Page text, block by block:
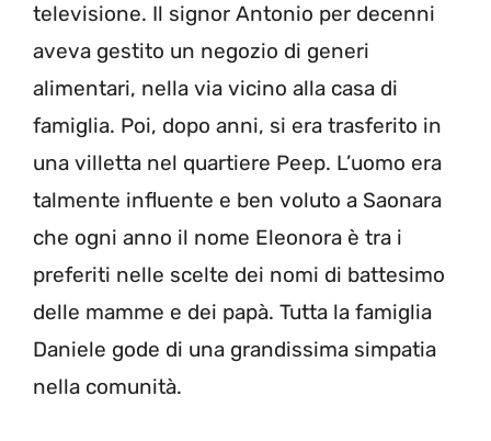
televisione. Il signor Antonio per decenni
aveva gestito un negozio di generi
alimentari, nella via vicino alla casa di
famiglia. Poi, dopo anni, si era trasferito in
una villetta nel quartiere Peep. L’uomo era
talmente influente e ben voluto a Saonara
che ogni anno il nome Eleonora è tra i
preferiti nelle scelte dei nomi di battesimo
delle mamme e dei papà. Tutta la famiglia
Daniele gode di una grandissima simpatia
nella comunità.